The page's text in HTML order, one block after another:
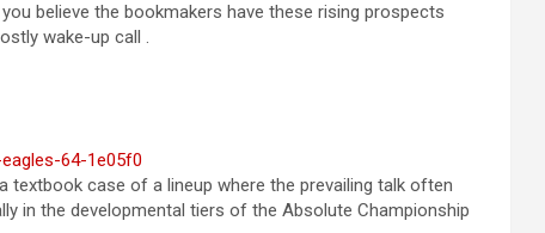
believe the bookmakers have these rising prospects
wake-up call .
64-1e05f0
textbook case of a lineup where the prevailing talk often
in the developmental tiers of the Absolute Championship